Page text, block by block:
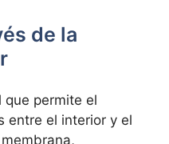
‍de la
que permite el
entre el interior y el